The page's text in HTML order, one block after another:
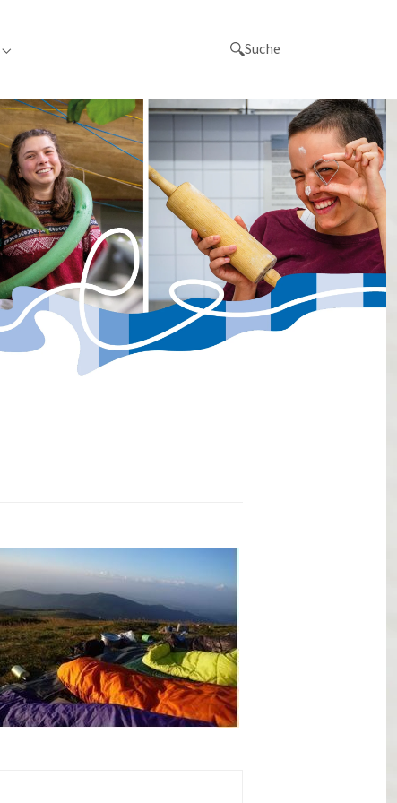
"Orte"
Submenu for "Links" Suche